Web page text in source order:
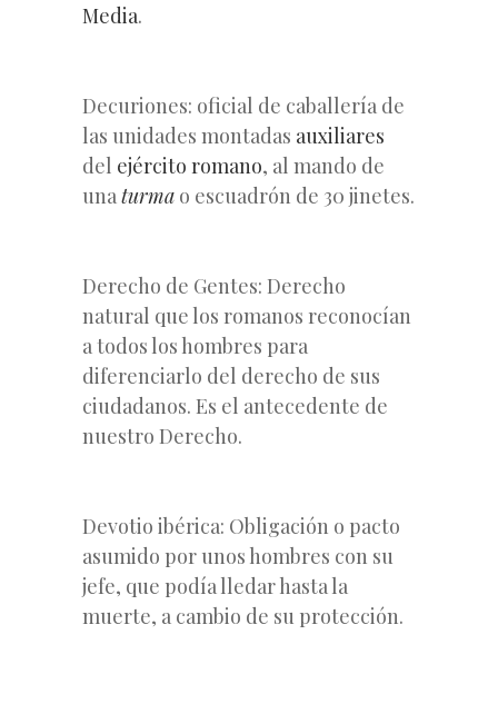
Media.
Decuriones: oficial de caballería de
las unidades montadas auxiliares
del ejército romano, al mando de
unaturma o escuadrón de 30 jinetes.
Derecho de Gentes: Derecho
natural que los romanos reconocían
a todos los hombres para
diferenciarlo del derecho de sus
ciudadanos. Es el antecedente de
nuestro Derecho.
Devotio ibérica: Obligación o pacto
asumido por unos hombres con su
jefe, que podía lledar hasta la
muerte, a cambio de su protección.